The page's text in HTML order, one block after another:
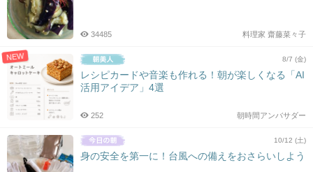
料理家 齋藤菜々子
34485
NEW 8/7 (金)
レシピカードや音楽も作れる！朝が楽しくなる「AI
活用アイデア」4選
朝時間アンバサダー
252
10/12 (土)
身の安全を第一に！台風への備えをおさらいしよう